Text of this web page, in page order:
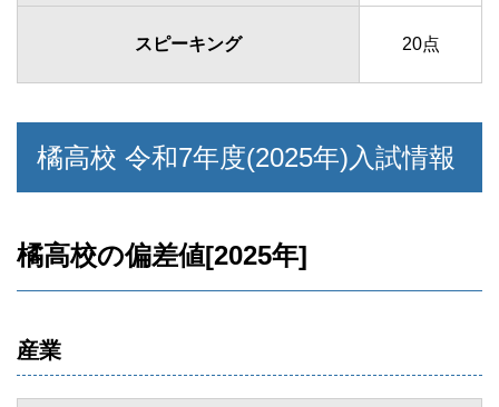
スピーキング 20点
橘高校 令和7年度(2025年)入試情報
橘高校の偏差値[2025年]
産業